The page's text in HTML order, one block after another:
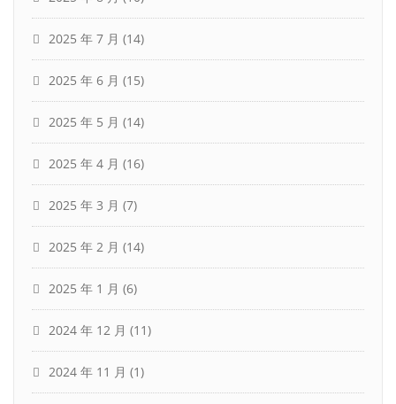
2025 年 7 月 (14)
2025 年 6 月 (15)
2025 年 5 月 (14)
2025 年 4 月 (16)
2025 年 3 月 (7)
2025 年 2 月 (14)
2025 年 1 月 (6)
2024 年 12 月 (11)
2024 年 11 月 (1)